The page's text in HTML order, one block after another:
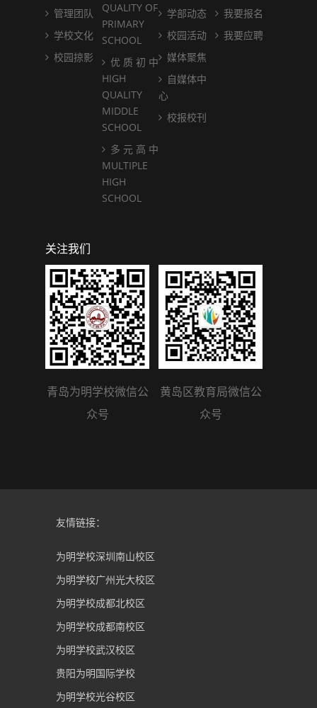
管理团队
学校文化
校园掠影
QUALITY OF
PRIMARY
SCHOOL
优 质 初 中
HIGH
QUALITY
MIDDLE
SCHOOL
多 元 高 中
MULTIPLE
HIGH
SCHOOL
学部动态
校园活动
媒体聚焦
自媒体中
心
校报校刊
我要报名
我要应聘
关注我们
青岛为明学校微信公
众号
黄岛区教育局微信公
众号
友情链接：
为明学校深圳南山校区
为明学校广州光大校区
为明学校成都北校区
为明学校成都南校区
为明学校武汉校区
贵阳为明国际学校
为明学校光谷校区